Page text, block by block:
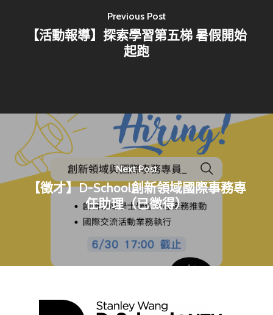
Previous Post
【活動報導】探索學習第五梯 暑假開始
起跑
Next Post
【徵才】D-School創新領域國際事務專
任助理（已徵得）
最新消息
關於我們
團隊成員
領域專長
24hrs D
D-Day
創新領域學士學位學程
創意創業學分學程
領導學分學程
實作中心
跟著董總實習
企業出題X臺大解題
探索學習計畫
NTU Beyond Borders
⁺SDGs
相關表單
D電子報
EN
Tel : +886 2 3366 1869
Address : 100047臺北
思源街18號卓越研究大
Research Excellence.